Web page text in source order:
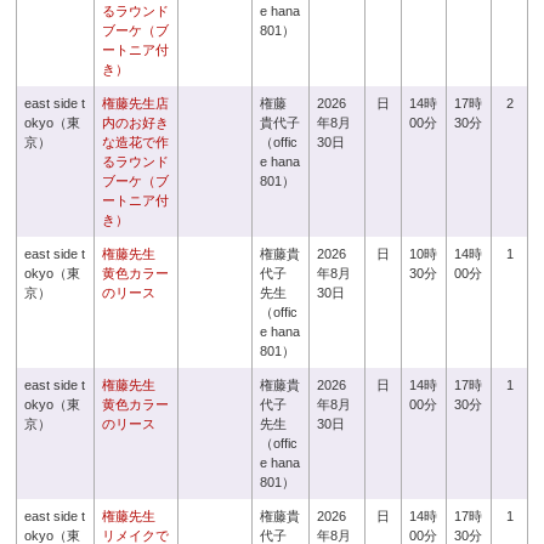
るラウンド
ブーケ（ブ
ートニア付
き）
e hana
801）
east side t
okyo（東
京）
権藤先生店
内のお好き
な造花で作
るラウンド
ブーケ（ブ
ートニア付
き）
権藤
貴代子
（offic
e hana
801）
2026
年8月
30日
日
14時
00分
17時
30分
2
east side t
okyo（東
京）
権藤先生
黄色カラー
のリース
権藤貴
代子
先生
（offic
e hana
801）
2026
年8月
30日
日
10時
30分
14時
00分
1
east side t
okyo（東
京）
権藤先生
黄色カラー
のリース
権藤貴
代子
先生
（offic
e hana
801）
2026
年8月
30日
日
14時
00分
17時
30分
1
east side t
okyo（東
権藤先生
リメイクで
権藤貴
代子
2026
年8月
日
14時
00分
17時
30分
1